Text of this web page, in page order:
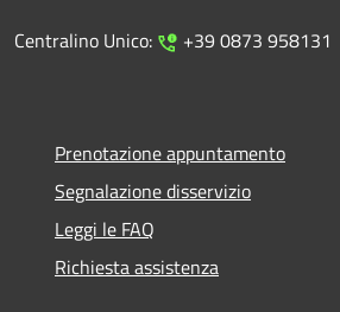
Centralino Unico:
+39 0873 958131
Prenotazione appuntamento
Segnalazione disservizio
Leggi le FAQ
Richiesta assistenza